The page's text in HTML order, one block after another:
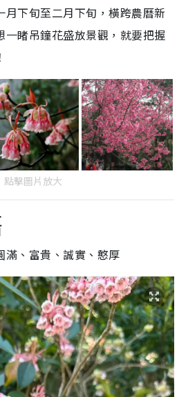
月下旬至二月下旬，橫跨農曆新
一睹吊鐘花盛放景觀，就要把握
點擊圖片放大
滿、富貴、誠實、憨厚